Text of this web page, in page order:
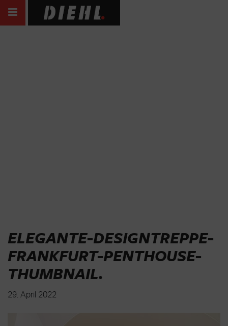
ELEGANTE-DESIGNTREPPE-
FRANKFURT-PENTHOUSE-
THUMBNAIL.
29. April 2022